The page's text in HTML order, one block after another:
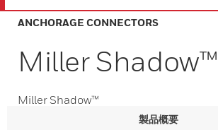
ANCHORAGE CONNECTORS
Miller Shadow™
Miller Shadow™
製品概要